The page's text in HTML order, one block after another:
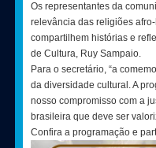
Os representantes da
relevância das religiões
compartilhem histórias e
de Cultura, Ruy Sampaio.
Para o secretário, “a
da diversidade cultural. A
nosso compromisso com a
brasileira que deve ser
Confira a programação e